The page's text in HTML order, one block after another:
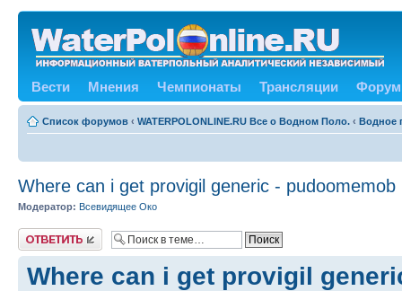
Вести Мнения Чемпионаты Трансляции Форум
Список форумов ‹ WATERPOLONLINE.RU Все о Водном Поло. ‹ Водное
Where can i get provigil generic - pudoomemob
Модератор: Всевидящее Око
Ответить
Where can i get provigil